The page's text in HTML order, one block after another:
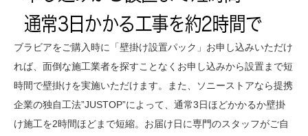
ブラビアをご購入時に「壁掛け設置パック」お申し込みいただけ
れば、面倒な施工業者を探すことなくお申し込みから設置まで短
時間で壁掛けを実施いただけます。また、ソニーストアなら提携
企業の独自工法”JUSTOP”によって、通常3日ほどかかるか壁掛
け施工を2時間ほどまで短縮。お届け日に専門のスタッフがご自